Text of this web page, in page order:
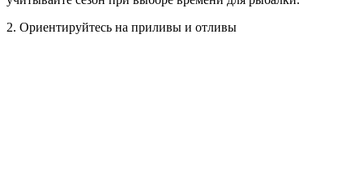
2. Ориентируйтесь на приливы и отливы